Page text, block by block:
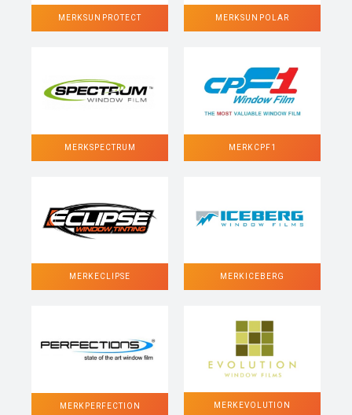
MERK SUN PROTECT MERK SUN POLAR
MERK SPECTRUM MERK CPF1
MERK ECLIPSE MERK ICEBERG
MERK PERFECTION MERK EVOLUTION